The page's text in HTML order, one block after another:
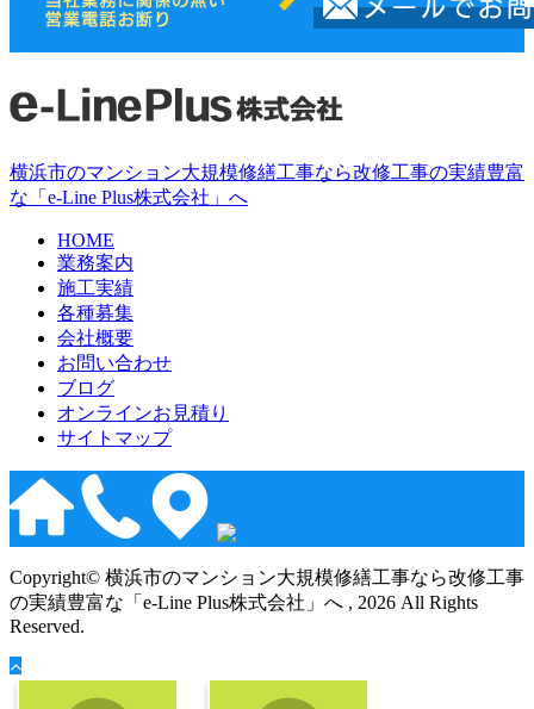
横浜市のマンション大規模修繕工事なら改修工事の実績豊富
な「e-Line Plus株式会社」へ
HOME
業務案内
施工実績
各種募集
会社概要
お問い合わせ
ブログ
オンラインお見積り
サイトマップ
Copyright© 横浜市のマンション大規模修繕工事なら改修工事
の実績豊富な「e-Line Plus株式会社」へ , 2026 All Rights
Reserved.